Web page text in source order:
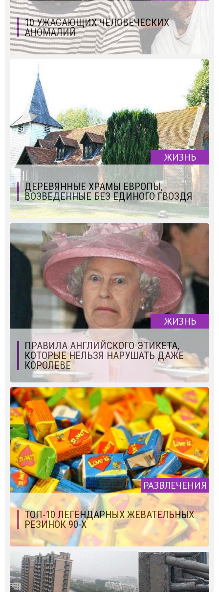
10 УЖАСАЮЩИХ ЧЕЛОВЕЧЕСКИХ
АНОМАЛИЙ
ЖИЗНЬ
ДЕРЕВЯННЫЕ ХРАМЫ ЕВРОПЫ,
ВОЗВЕДЕННЫЕ БЕЗ ЕДИНОГО ГВОЗДЯ
ЖИЗНЬ
ПРАВИЛА АНГЛИЙСКОГО ЭТИКЕТА,
КОТОРЫЕ НЕЛЬЗЯ НАРУШАТЬ ДАЖЕ
КОРОЛЕВЕ
РАЗВЛЕЧЕНИЯ
ТОП-10 ЛЕГЕНДАРНЫХ ЖЕВАТЕЛЬНЫХ
РЕЗИНОК 90-Х